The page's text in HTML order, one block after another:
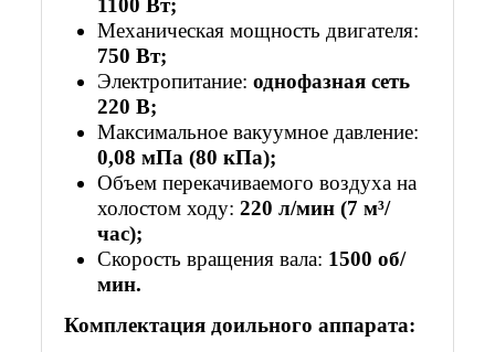
1100 Вт;
Механическая мощность двигателя:
750 Вт;
Электропитание:однофазная сеть
220 В;
Максимальное вакуумное давление:
0,08 мПа (80 кПа);
Объем перекачиваемого воздуха на
холостом ходу:220 л/мин (7 м³/
час);
Скорость вращения вала: 1500 об/
мин.
Комплектация доильного аппарата: